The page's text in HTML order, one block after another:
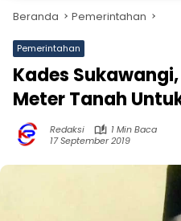
Beranda Pemerintahan
Pemerintahan
Kades
Meter Tanah
Redaksi
1 Min Baca
17 September 2019